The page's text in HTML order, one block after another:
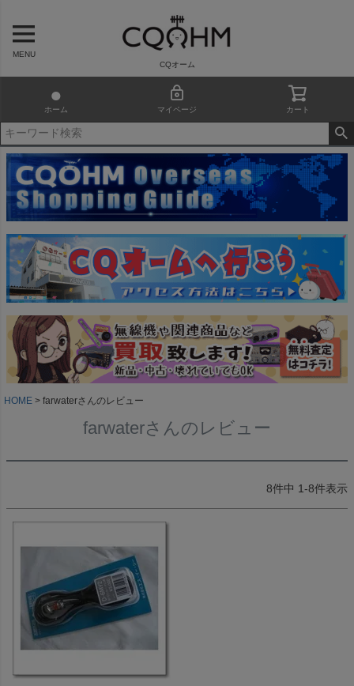
MENU
CQオーム
ホーム マイページ カート
HOME farwaterさんのレビュー
farwaterさんのレビュー
8件中 1-8件表示